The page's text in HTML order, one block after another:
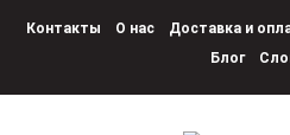
Контакты О нас Доставка и
Блог